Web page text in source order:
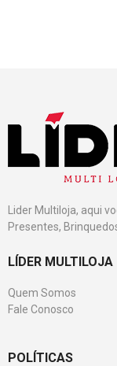
Lider Multiloja, aqui
Presentes,
LÍDER MULTILOJA
Quem Somos
Fale Conosco
POLÍTICAS